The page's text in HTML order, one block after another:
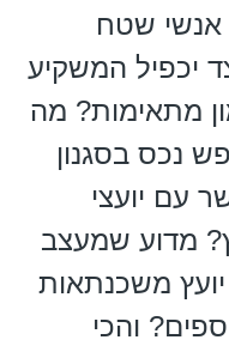
אנשי שטח
יכפיל המשקיע
מתאימות? מה
נכס בסגנון
עם יועצי
מדוע שמעצב
משכנתאות
והכי